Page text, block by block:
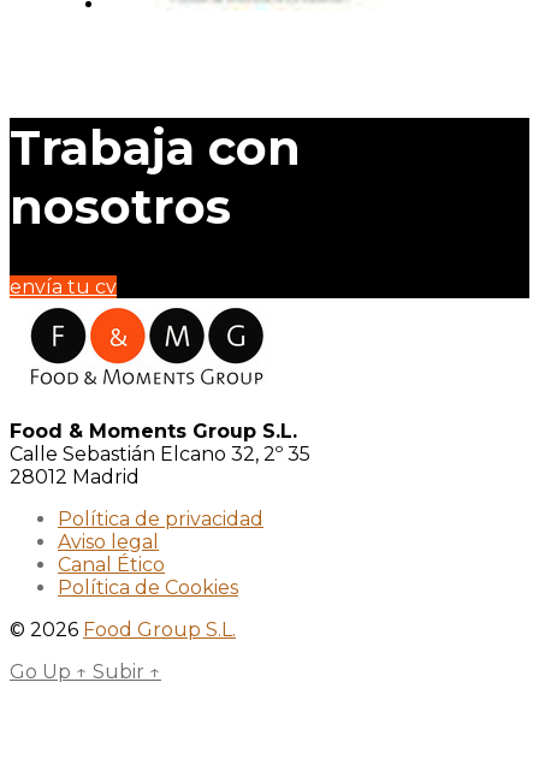
Trabaja con
nosotros
envía tu cv
Food & Moments Group S.L.
Calle Sebastián Elcano 32, 2º 35
28012 Madrid
Política de privacidad
Aviso legal
Canal Ético
Política de Cookies
© 2026 Food Group S.L.
Go Up ↑ Subir ↑